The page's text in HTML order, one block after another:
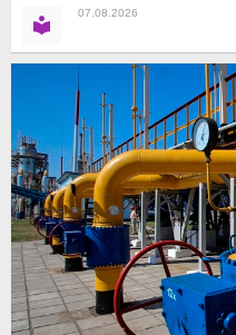
07.08.2026